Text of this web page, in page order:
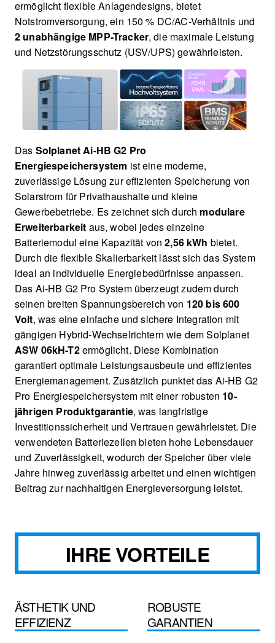
ermöglicht flexible Anlagendesigns, bietet
Notstromversorgung, ein 150 % DC/AC-Verhältnis und
2 unabhängige MPP-Tracker, die maximale Leistung
und Netzstörungsschutz (USV/UPS) gewährleisten.
Das Solplanet Ai-HB G2 Pro
Energiespeichersystem ist eine moderne,
zuverlässige Lösung zur effizienten Speicherung von
Solarstrom für Privathaushalte und kleine
Gewerbebetriebe. Es zeichnet sich durch modulare
Erweiterbarkeit aus, wobei jedes einzelne
Batteriemodul eine Kapazität von2,56 kWh bietet.
Durch die flexible Skalierbarkeit lässt sich das System
ideal an individuelle Energiebedürfnisse anpassen.
Das Ai-HB G2 Pro System überzeugt zudem durch
seinen breiten Spannungsbereich von 120 bis 600
Volt, was eine einfache und sichere Integration mit
gängigen Hybrid-Wechselrichtern wie dem Solplanet
ASW 06kH-T2ermöglicht. Diese Kombination
garantiert optimale Leistungsausbeute und effizientes
Energiemanagement. Zusätzlich punktet das Ai-HB G2
Pro Energiespeichersystem mit einer robusten 10-
jährigen Produktgarantie, was langfristige
Investitionssicherheit und Vertrauen gewährleistet. Die
verwendeten Batteriezellen bieten hohe Lebensdauer
und Zuverlässigkeit, wodurch der Speicher über viele
Jahre hinweg zuverlässig arbeitet und einen wichtigen
Beitrag zur nachhaltigen Energieversorgung leistet.
IHRE VORTEILE
ÄSTHETIK UND
EFFIZIENZ
ROBUSTE
GARANTIEN